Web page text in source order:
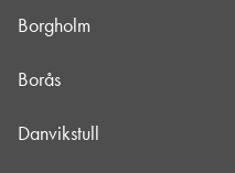
Borgholm
Borås
Danvikstull